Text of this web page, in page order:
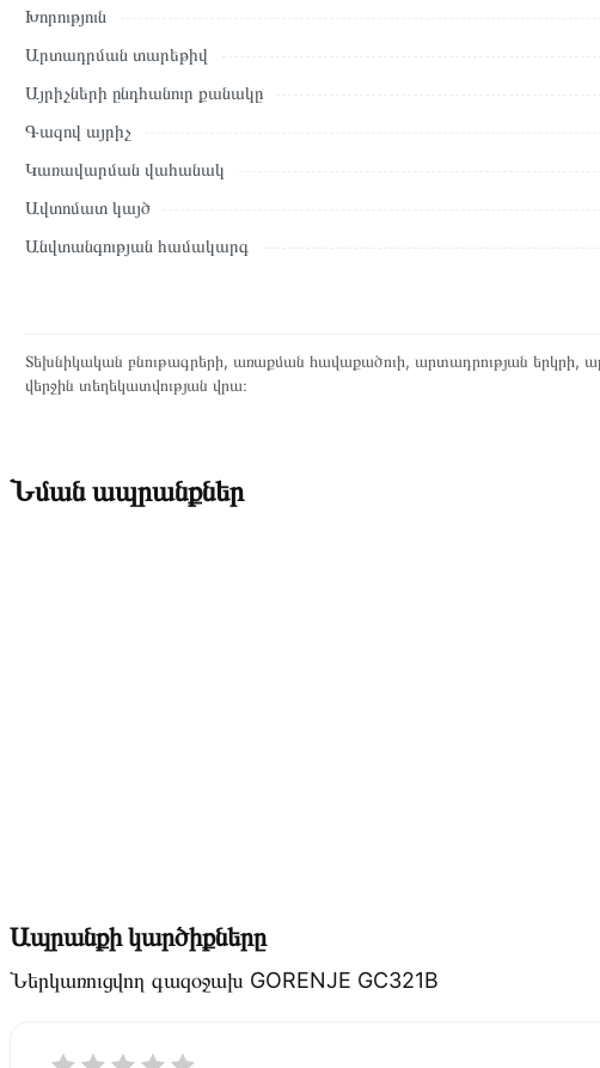
վերադարձը կատարվում է 14 օրվա ընթացքում:
Խորություն
Արտադրման տարեթիվ
Այրիչների ընդհանուր քանակը
Գազով այրիչ
Կառավարման վահանակ
Ավտոմատ կայծ
Անվտանգության համակարգ
Տեխնիկական բնութագրերի, առաքման հավաքածուի, արտադրության երկրի,
վերջին տեղեկատվության վրա։
Նման ապրանքներ
Ապրանքի կարծիքները
Ներկառուցվող գազօջախ GORENJE GC321B